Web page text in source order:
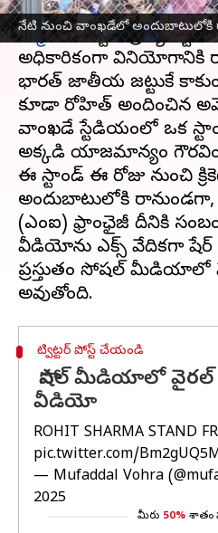
నేటి నుంచి వాంఖ‌డేలో అందుబాటులోకి
ముంబయిలోని ప్రముఖ
శర్మపేరు పెట్టిన ప్రత్యేక
అధికారికంగా వినియోగానికి
భారత్ జాతీయ జట్టుకే
కూడా రోహిత్ అందించిన
వాంఖడే స్టేడియంలో ఒక
అక్కడి యాజమాన్యం
ఈ స్టాండ్ ఈ రోజు నుంచి
అందుబాటులోకి రానుండగా,
(ఎంఐ) ఫ్రాంఛైజీ దీనికి
వీడియోను ఎక్స్ వేదికగా
ప్రస్తుతం సోషల్ మీడియాలో
ట్విట్టర్ పోస్ట్ చేయండి
సోషల్ మీడియాలో వైరల్
వీడియో
ROHIT SHARMA STAND
pic.twitter.com/
— Mufaddal Vohra
2025
మీరు 50% శాతం